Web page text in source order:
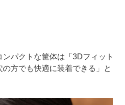
パクトな筐体は「3Dフィット
方でも快適に装着できる」と